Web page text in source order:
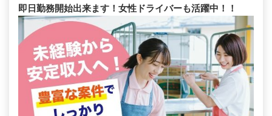
即日勤務開始出来ます！女性ドライバーも活躍中！！